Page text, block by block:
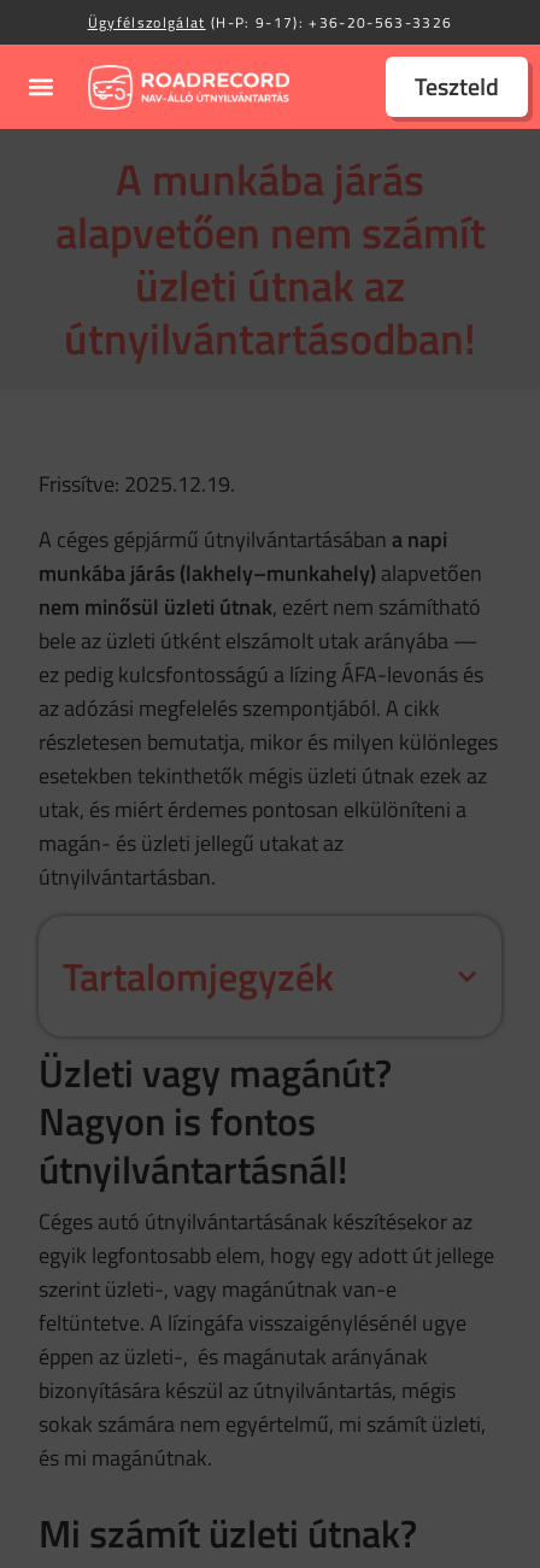
Ügyfélszolgálat (H-P: 9-17):+36-20-563-3326
Teszteld
A munkába járás
alapvetően nem számít
üzleti útnak az
útnyilvántartásodban!
Frissítve: 2025.12.19.
A céges gépjármű útnyilvántartásában a napi
munkába járás (lakhely–munkahely)alapvetően
nem minősül üzleti útnak, ezért nem számítható
bele az üzleti útként elszámolt utak arányába —
ez pedig kulcsfontosságú a lízing ÁFA-levonás és
az adózási megfelelés szempontjából. A cikk
részletesen bemutatja, mikor és milyen különleges
esetekben tekinthetők mégis üzleti útnak ezek az
utak, és miért érdemes pontosan elkülöníteni a
magán- és üzleti jellegű utakat az
útnyilvántartásban.
Tartalomjegyzék
Üzleti vagy magánút?
Nagyon is fontos
útnyilvántartásnál!
Céges autó útnyilvántartásának készítésekor az
egyik legfontosabb elem, hogy egy adott út jellege
szerint üzleti-, vagy magánútnak van-e
feltüntetve. A lízingáfa visszaigénylésénél ugye
éppen az üzleti-, és magánutak arányának
bizonyítására készül az útnyilvántartás, mégis
sokak számára nem egyértelmű, mi számít üzleti,
és mi magánútnak.
Mi számít üzleti útnak?